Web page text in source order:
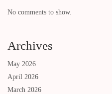
No comments to show.
Archives
May 2026
April 2026
March 2026